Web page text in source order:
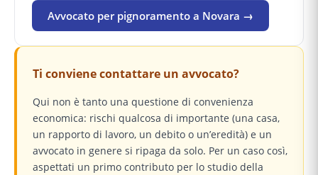
Avvocato per pignoramento a Novara →
Ti conviene contattare un avvocato?
Qui non è tanto una questione di convenienza
economica: rischi qualcosa di importante (una casa,
un rapporto di lavoro, un debito o un’eredità) e un
avvocato in genere si ripaga da solo. Per un caso così,
aspettati un primo contributo per lo studio della